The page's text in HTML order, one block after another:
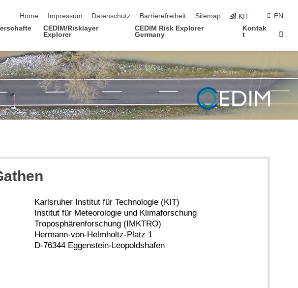
Home
Impressum Datenschutz Barrierefreiheit Sitemap KIT
EN
CEDIM/Risklayer
Explorer
CEDIM Risk Explorer
Germany
Kontak
t
Karlsruher Institut für Technologie (KIT)
Institut für Meteorologie und Klimaforschung
Troposphärenforschung (IMKTRO)
Hermann-von-Helmholtz-Platz 1
D-76344 Eggenstein-Leopoldshafen